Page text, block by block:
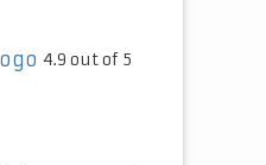
4.9 out of 5